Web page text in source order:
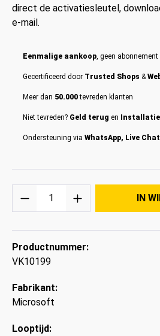
direct de activatiesleutel,
e-mail.
Eenmalige aankoop, geen abonnement
Gecertificeerd door Trusted Shops &
Meer dan 50.000tevreden klanten
Niet tevreden? Geld terug en
Ondersteuning via WhatsApp, Live Chat
IN
Productnummer:
VK10199
Fabrikant:
Microsoft
Looptijd: